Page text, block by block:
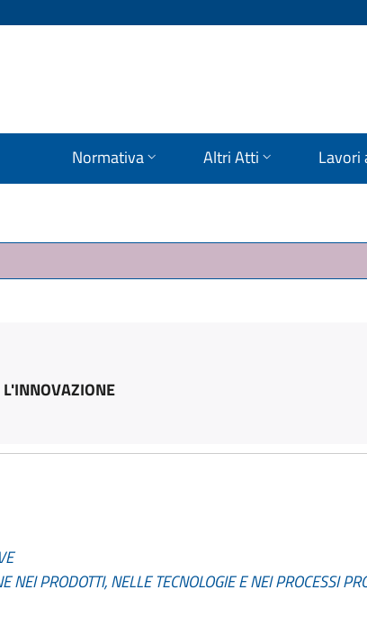
Normativa Altri Atti Lavori
PRODOTTI, NELLE TECNOLOGIE E NEI PROCESSI